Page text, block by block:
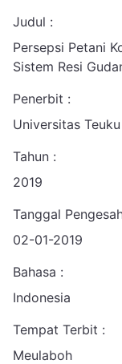
Judul :
Persepsi Petani
Sistem Resi
Penerbit :
Universitas
Tahun :
2019
Tanggal
02-01-2019
Bahasa :
Indonesia
Tempat Terbit :
Meulaboh